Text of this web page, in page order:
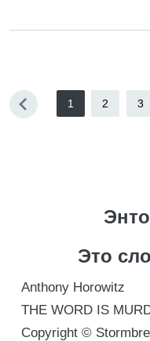
1 2 3
Это
Anthony Horowitz
THE WORD IS
Сopyright ©